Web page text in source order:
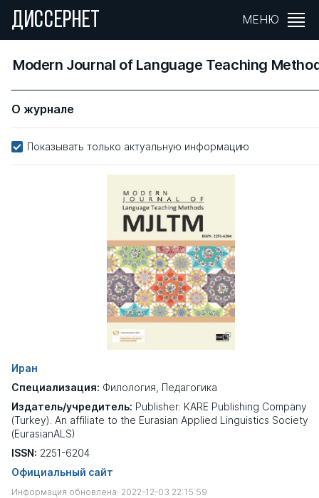
ДИССЕРНЕТ МЕНЮ
Modern Journal of Language Teaching
О журнале
Показывать только актуальную информацию
Иран
Специализация: Филология Педагогика
Издатель/учредитель: Publisher: KARE Publishing Company
(Turkey). An affiliate to the Eurasian Applied Linguistics Society
(EurasianALS)
ISSN: 2251-6204
Официальный сайт
Информация обновлена: 2022-12-03 22:15:59